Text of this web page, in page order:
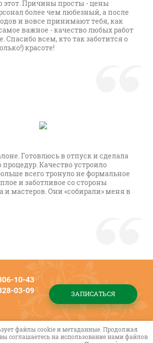
этот. Причины просты - цены
более чем любезный, а после
и вовсе принимают тебя, как
важное - качество любых работ
Спасибо всем, кто так заботится о
красоте!
Готовлюсь в отпуск и сделала
процедур. Качество устроило
всего тронуло не формальное
и заботливое со стороны
и мастеров. Они «собирали» меня в
10-43
03-09
ЗАПИСАТЬСЯ
Copyright © 2014 - 2026
файлы cookie и метаданные. Продолжая
соглашаетесь на использование нами файлов